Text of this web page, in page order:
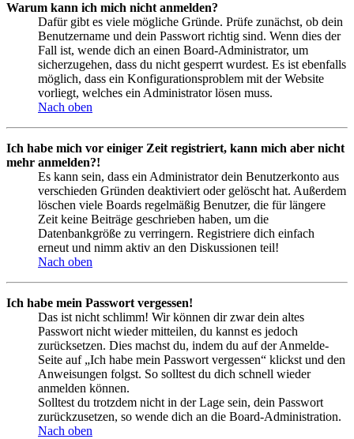
Warum kann ich mich nicht anmelden?
Dafür gibt es viele mögliche Gründe. Prüfe zunächst, ob dein
Benutzername und dein Passwort richtig sind. Wenn dies der
Fall ist, wende dich an einen Board-Administrator, um
sicherzugehen, dass du nicht gesperrt wurdest. Es ist ebenfalls
möglich, dass ein Konfigurationsproblem mit der Website
vorliegt, welches ein Administrator lösen muss.
Nach oben
Ich habe mich vor einiger Zeit registriert, kann mich aber nicht
mehr anmelden?!
Es kann sein, dass ein Administrator dein Benutzerkonto aus
verschieden Gründen deaktiviert oder gelöscht hat. Außerdem
löschen viele Boards regelmäßig Benutzer, die für längere
Zeit keine Beiträge geschrieben haben, um die
Datenbankgröße zu verringern. Registriere dich einfach
erneut und nimm aktiv an den Diskussionen teil!
Nach oben
Ich habe mein Passwort vergessen!
Das ist nicht schlimm! Wir können dir zwar dein altes
Passwort nicht wieder mitteilen, du kannst es jedoch
zurücksetzen. Dies machst du, indem du auf der Anmelde-
Seite auf „Ich habe mein Passwort vergessen“ klickst und den
Anweisungen folgst. So solltest du dich schnell wieder
anmelden können.
Solltest du trotzdem nicht in der Lage sein, dein Passwort
zurückzusetzen, so wende dich an die Board-Administration.
Nach oben